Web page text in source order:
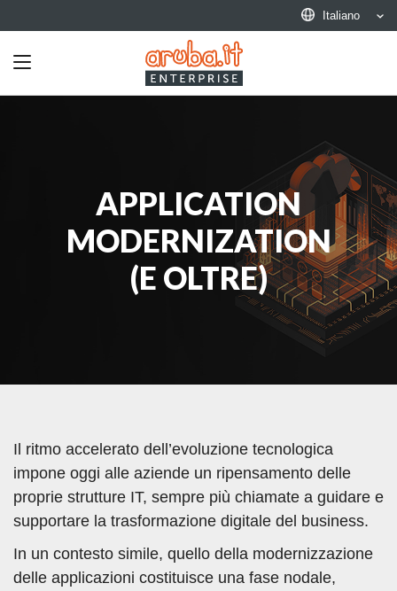
Italiano
Toggle
APPLICATION
MODERNIZATION
(E OLTRE)
Il ritmo accelerato dell’evoluzione tecnologica
impone oggi alle aziende un ripensamento delle
proprie strutture IT, sempre più chiamate a guidare e
supportare la trasformazione digitale del business.
In un contesto simile, quello della modernizzazione
delle applicazioni costituisce una fase nodale,